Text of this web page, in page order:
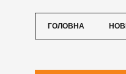
ГОЛОВНА